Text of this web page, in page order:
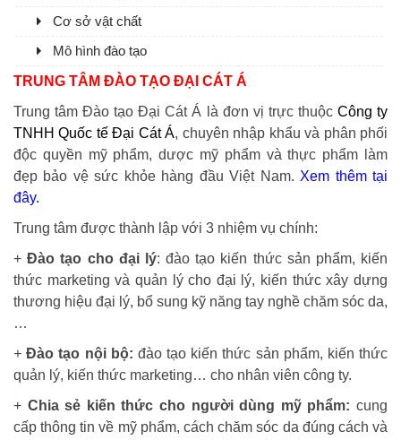
Cơ sở vật chất
Mô hình đào tạo
TRUNG TÂM ĐÀO TẠO ĐẠI CÁT Á
Trung tâm Đào tạo Đại Cát Á là đơn vị trực thuộc Công ty
TNHH Quốc tế Đại Cát Á, chuyên nhập khẩu và phân phối
độc quyền mỹ phẩm, dược mỹ phẩm và thực phẩm làm
đẹp bảo vệ sức khỏe hàng đầu Việt Nam. Xem thêm tại
đây.
Trung tâm được thành lập với 3 nhiệm vụ chính:
+Đào tạo cho đại lý: đào tạo kiến thức sản phẩm, kiến
thức marketing và quản lý cho đại lý, kiến thức xây dựng
thương hiệu đại lý, bổ sung kỹ năng tay nghề chăm sóc da,
…
+Đào tạo nội bộ: đào tạo kiến thức sản phẩm, kiến thức
quản lý, kiến thức marketing… cho nhân viên công ty.
+ Chia sẻ kiến thức cho người dùng mỹ phẩm: cung
cấp thông tin về mỹ phẩm, cách chăm sóc da đúng cách và